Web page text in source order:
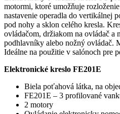
motormi, ktoré umožňuje
nastavenie operadla do vertikálnej
pod nohy a sklon celého kresla.
ovládačom, držiakom na ovládač
podhlavníky alebo nožný ovládač.
Ideálne na použitie v salónoch pre
Elektronické kreslo FE201E
Biela poťahová látka, na
FE201E – 3 profilované
2 motory